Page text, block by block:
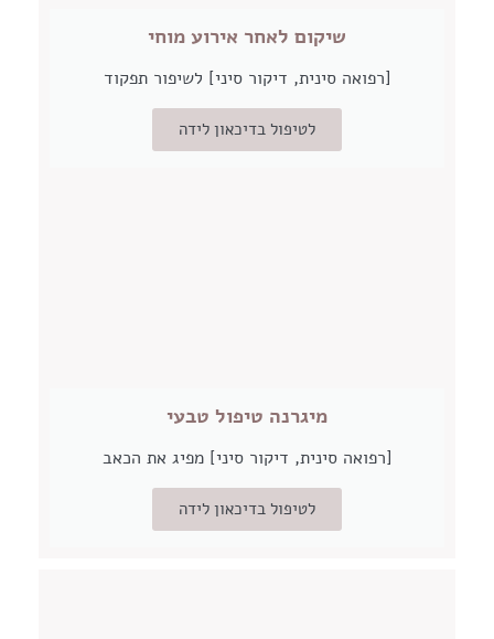
שיקום לאחר אירוע מוחי
[רפואה סינית, דיקור סיני] לשיפור תפקוד
לטיפול בדיכאון לידה
מיגרנה טיפול טבעי
[רפואה סינית, דיקור סיני] מפיג את הכאב
לטיפול בדיכאון לידה